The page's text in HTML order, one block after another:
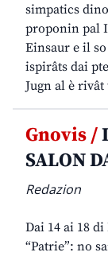
simpatics
proponin pal
Einsaur e il
ispirâts dai
Jugn al è
Gnovis /
SALON
Redazion
Dai 14 ai 18
“Patrie”: no